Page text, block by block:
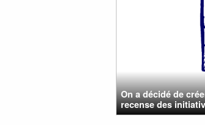
On a décidé de
recense des